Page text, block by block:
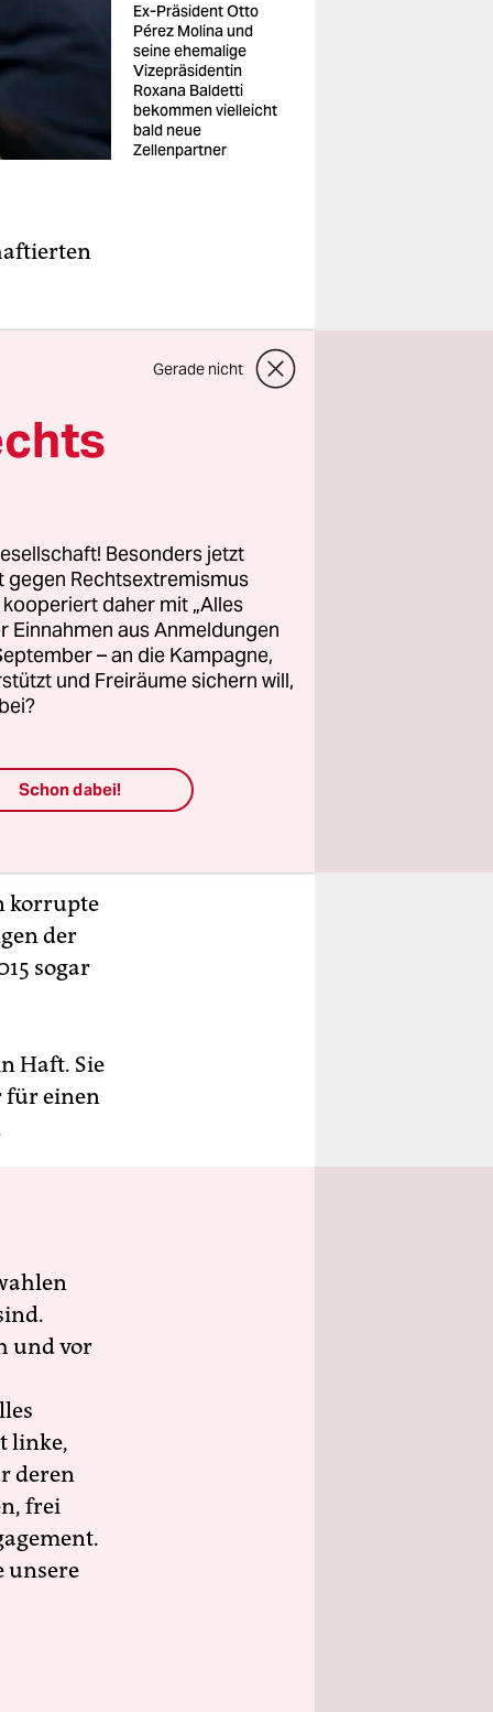
Ex-Präsident Otto
Pérez Molina und
seine ehemalige
Vizepräsidentin
Roxana Baldetti
bekommen vielleicht
bald neue
Zellenpartner
korrupte
der
sogar
Haft. Sie
für einen
und vor
linke,
deren
frei
unsere
Gerade nicht
Besonders jetzt
gegen Rechtsextremismus
daher mit „Alles
Einnahmen aus Anmeldungen
– an die Kampagne,
und Freiräume sichern will,
Schon dabei!